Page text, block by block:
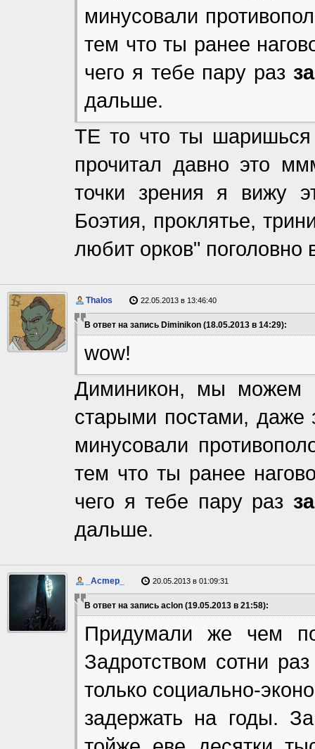
минусовали
тем что ты ранее
чего я тебе пару раз
дальше.
ТЕ то что ты
прочитал давно это
точки зрения я вижу
Боэтия, проклятье,
любит орков" поголовно
Thalos 22.05.2013 в 13:46:40
В ответ на запись Diminikon (18.05.2013 в 14:29):
wow!
Диминикон, мы можем
старыми постами, даже
минусовали
тем что ты ранее
чего я тебе пару раз
дальше.
_Acmep_ 20.05.2013 в 01:09:31
В ответ на запись aclon (19.05.2013 в 21:58):
Придумали же чем
Задротством сотни
только социально-
задержать на годы.